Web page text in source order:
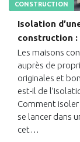
CONSTRUCTION
Isolation
construction :
Les maisons
auprès de
originales et
est-il de
Comment
se lancer dans
cet…